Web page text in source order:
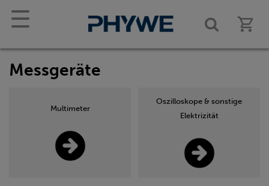
☰
Messgeräte
Multimeter
Oszilloskope & sonstige
Elektrizität